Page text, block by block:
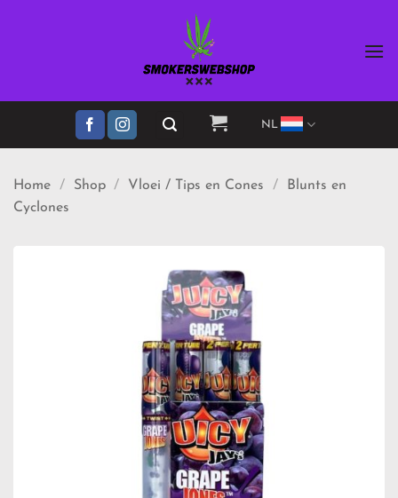
NL
Home / Shop / Vloei / Tips en Cones /
Blunts en
Cyclones